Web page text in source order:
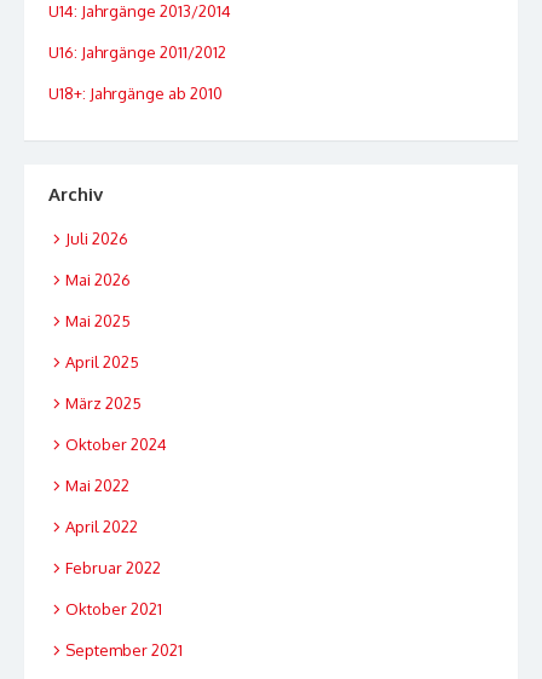
U14: Jahrgänge 2013/2014
U16: Jahrgänge 2011/2012
U18+: Jahrgänge ab 2010
Archiv
Juli 2026
Mai 2026
Mai 2025
April 2025
März 2025
Oktober 2024
Mai 2022
April 2022
Februar 2022
Oktober 2021
September 2021